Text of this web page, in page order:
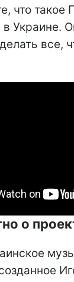
что такое
Украине.
все,
о